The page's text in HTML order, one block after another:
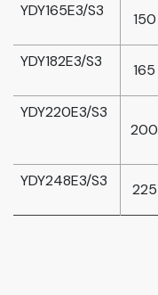
YDY165E3/S3
150
YDY182E3/S3
165
YDY220E3/S3
200
YDY248E3/S3
225